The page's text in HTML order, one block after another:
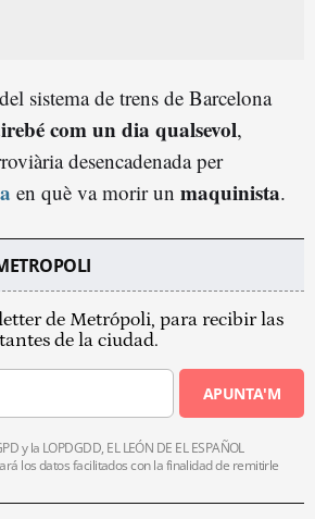
sistema de trens de Barcelona
com un dia qualsevol,
desencadenada per
en què va morir un maquinista.
de Metrópoli, para recibir las
de la ciudad.
APUNTA'M
y la LOPDGDD, EL LEÓN DE EL ESPAÑOL
los datos facilitados con la finalidad de remitirle